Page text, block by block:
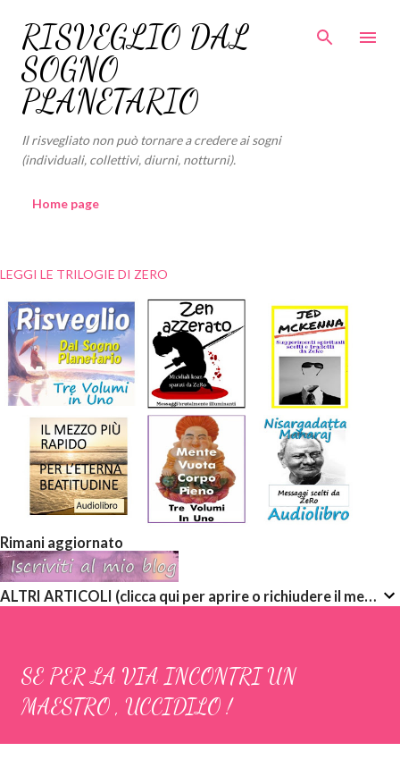
Passa ai contenuti principali
RISVEGLIO DAL
SOGNO
PLANETARIO
Il risvegliato non può tornare a credere ai sogni
(individuali, collettivi, diurni, notturni).
Home page
LEGGI LE TRILOGIE DI ZERO
Rimani aggiornato
ALTRI ARTICOLI (clicca qui per aprire o richiudere il menù a discesa)
SE PER LA VIA INCONTRI UN
MAESTRO , UCCIDILO !